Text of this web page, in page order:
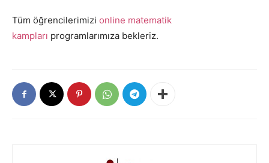
Tüm öğrencilerimizi online matematik
kampları programlarımıza bekleriz.